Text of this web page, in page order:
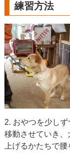
練習方法
2. おやつを少し
移動させていき、
上げるかたちで